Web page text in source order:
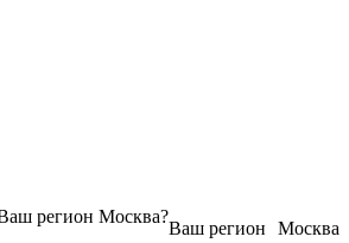
Москва
Ваш регион
регион Москва?